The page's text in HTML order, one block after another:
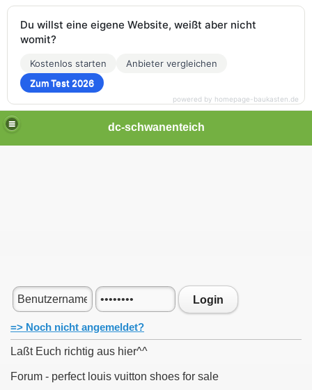
dc-schwanenteich
Login
=> Noch nicht angemeldet?
Laßt Euch richtig aus hier^^
Forum - perfect louis vuitton shoes for sale
Du willst eine eigene Website, weißt aber nicht
womit?
Kostenlos starten
Anbieter vergleichen
Zum Test 2026
powered by homepage-baukasten.de